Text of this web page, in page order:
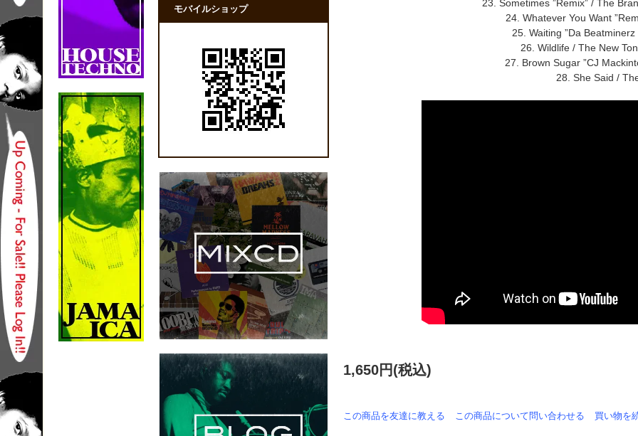
23. Sometimes ”Remix” / The
24. Whatever You Want
25. Waiting ”Da
26. Wildlife / The New
27. Brown Sugar ”CJ
28. She Said /
1,650円(税込)
この商品を友達に教える この商品について問い合わせる 買い物を
モバイルショップ